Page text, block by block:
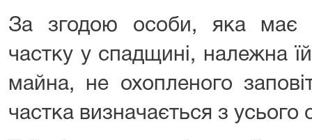
За згодою особи, яка має
частку у спадщині, належна
майна, не охопленого
частка визначається з